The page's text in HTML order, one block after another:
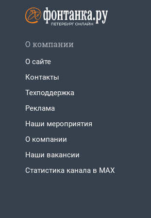
О компании
О сайте
Контакты
Техподдержка
Реклама
Наши мероприятия
О компании
Наши вакансии
Статистика канала в MAX